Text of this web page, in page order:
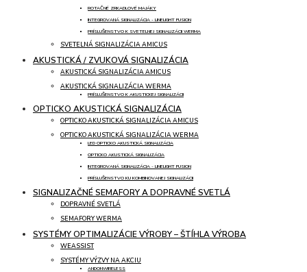
ROTAČNÉ ZRKADLOVÉ MAJÁKY
INTEGROVANÁ SIGNALIZÁCIA - LINELIGHT FUSION
PRÍSLUŠENSTVO K SVETELNEJ SIGNALIZÁCII WERMA
SVETELNÁ SIGNALIZÁCIA AMICUS
AKUSTICKÁ / ZVUKOVÁ SIGNALIZÁCIA
AKUSTICKÁ SIGNALIZÁCIA AMICUS
AKUSTICKÁ SIGNALIZÁCIA WERMA
PRÍSLUŠENSTVO K AKUSTICKEJ SIGNALIZÁCII
OPTICKO AKUSTICKÁ SIGNALIZÁCIA
OPTICKO AKUSTICKÁ SIGNALIZÁCIA AMICUS
OPTICKO AKUSTICKÁ SIGNALIZÁCIA WERMA
LED OPTICKO AKUSTICKÁ SIGNALIZÁCIA
OPTICKO AKUSTICKÁ SIGNALIZÁCIA
INTEGROVANÁ SIGNALIZÁCIA - LINELIGHT FUSION
PRÍSLUŠENSTVO KU KOMBINOVANEJ SIGNALIZÁCII
SIGNALIZAČNÉ SEMAFORY A DOPRAVNÉ SVETLÁ
DOPRAVNÉ SVETLÁ
SEMAFORY WERMA
SYSTÉMY OPTIMALIZÁCIE VÝROBY – ŠTÍHLA VÝROBA
WEASSIST
SYSTÉMY VÝZVY NA AKCIU
ANDONWIRELESS